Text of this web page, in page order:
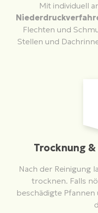
Mit individuell
Flechten und
Stellen und
Trocknung
Nach der Reinigung
trocknen. Falls
beschädigte